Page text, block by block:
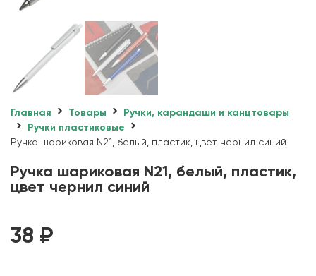
Главная Товары
Ручки, карандаши и канцтовары
Ручки пластиковые
Ручка шариковая N21, белый, пластик, цвет чернил синий
Ручка шариковая N21, белый, пластик,
цвет чернил синий
38 ₽